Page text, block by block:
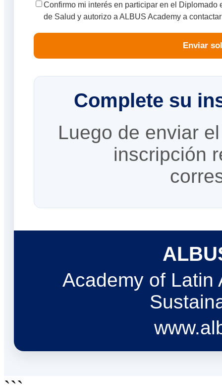
Confirmo mi interés en participar en el
de Salud y autorizo a ALBUS Academy a
Enviar
Complete su
Luego de enviar
inscripción
Academy of Latin